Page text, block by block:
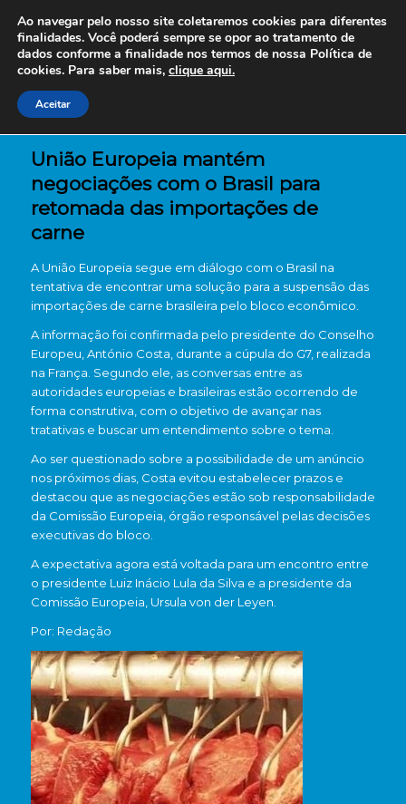
União Europeia mantém
negociações com o Brasil para
retomada das importações de
carne
A União Europeia segue em diálogo com o Brasil na
tentativa de encontrar uma solução para a suspensão das
importações de carne brasileira pelo bloco econômico.
A informação foi confirmada pelo presidente do Conselho
Europeu, António Costa, durante a cúpula do G7, realizada
na França. Segundo ele, as conversas entre as
autoridades europeias e brasileiras estão ocorrendo de
forma construtiva, com o objetivo de avançar nas
tratativas e buscar um entendimento sobre o tema.
Ao ser questionado sobre a possibilidade de um anúncio
nos próximos dias, Costa evitou estabelecer prazos e
destacou que as negociações estão sob responsabilidade
da Comissão Europeia, órgão responsável pelas decisões
executivas do bloco.
A expectativa agora está voltada para um encontro entre
o presidente Luiz Inácio Lula da Silva e a presidente da
Comissão Europeia, Ursula von der Leyen.
Por: Redação
Ao navegar pelo nosso site coletaremos cookies para diferentes
finalidades. Você poderá sempre se opor ao tratamento de
dados conforme a finalidade nos termos de nossa Política de
cookies. Para saber mais, clique aqui.
Aceitar